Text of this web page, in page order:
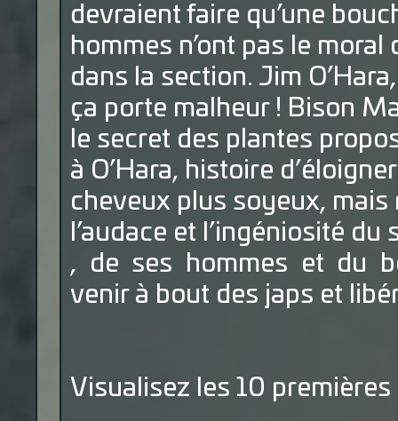
devraient faire qu’une
hommes n’ont pas le
dans la section. Jim
ça porte malheur ! Bison
le secret des plantes
à O’Hara, histoire
cheveux plus soyeux, mais
l’audace et l’ingéniosité
, de ses hommes et du
venir à bout des japs et
Visualisez les 10